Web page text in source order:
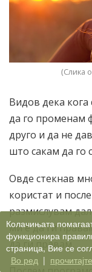
(Слика
Видов дека
да го променам
друго и да не
што сакам да го
Овде стекнав
користат и
размислувам
ми е да ги
да ги правам.
Колачињата
функционира
страница, Вие се
Во ред |